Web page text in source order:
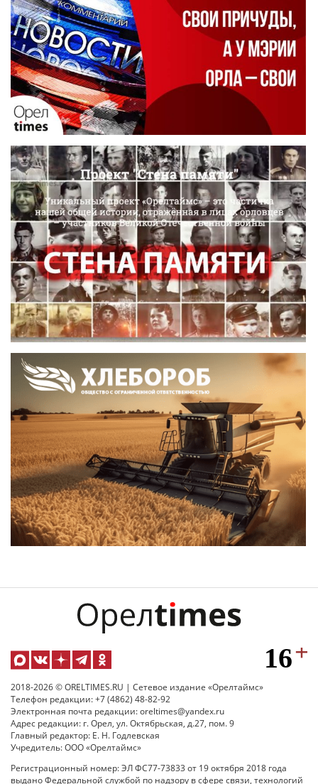
2018-2026 © ORELTIMES.RU | Сетевое издание «Орелтаймс»
Телефон редакции: +7 (4862) 48-82-92
Электронная почта редакции: oreltimes@yandex.ru
Адрес редакции: г. Орел, ул. Октябрьская, д.27, пом. 9
Главный редактор: Е. Н. Годлевская
Учредитель: ООО «Орелтаймс»
Регистрационный номер: ЭЛ ФС77-73833 от 19 октября 2018 года
выдано Федеральной службой по надзору в сфере связи, технологий